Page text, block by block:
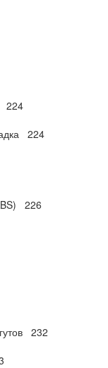
224
224
226
232